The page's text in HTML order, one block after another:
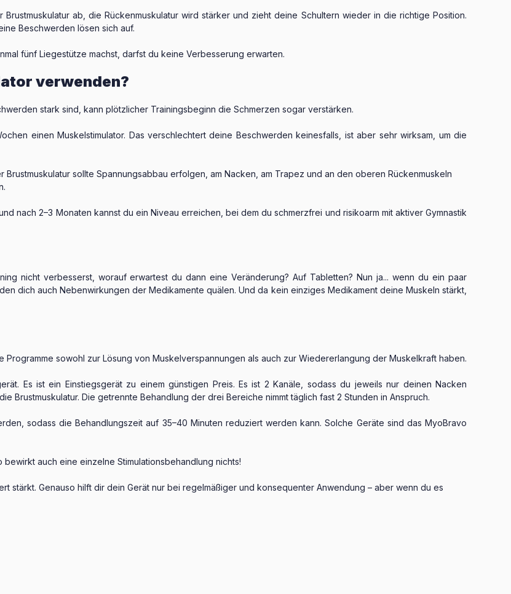
ab, die Rückenmuskulatur wird stärker und zieht deine Schultern wieder in die richtige Position.
Beschwerden lösen sich auf.
fünf Liegestütze machst, darfst du keine Verbesserung erwarten.
verwenden?
stark sind, kann plötzlicher Trainingsbeginn die Schmerzen sogar verstärken.
einen Muskelstimulator. Das verschlechtert deine Beschwerden keinesfalls, ist aber sehr wirksam, um die
sollte Spannungsabbau erfolgen, am Nacken, am Trapez und an den oberen Rückenmuskeln
nach 2–3 Monaten kannst du ein Niveau erreichen, bei dem du schmerzfrei und risikoarm mit aktiver Gymnastik
nicht verbesserst, worauf erwartest du dann eine Veränderung? Auf Tabletten? Nun ja... wenn du ein paar
dich auch Nebenwirkungen der Medikamente quälen. Und da kein einziges Medikament deine Muskeln stärkt,
Programme sowohl zur Lösung von Muskelverspannungen als auch zur Wiedererlangung der Muskelkraft haben.
Es ist ein Einstiegsgerät zu einem günstigen Preis. Es ist 2 Kanäle, sodass du jeweils nur deinen Nacken
Brustmuskulatur. Die getrennte Behandlung der drei Bereiche nimmt täglich fast 2 Stunden in Anspruch.
sodass die Behandlungszeit auf 35–40 Minuten reduziert werden kann. Solche Geräte sind das MyoBravo
auch eine einzelne Stimulationsbehandlung nichts!
stärkt. Genauso hilft dir dein Gerät nur bei regelmäßiger und konsequenter Anwendung – aber wenn du es